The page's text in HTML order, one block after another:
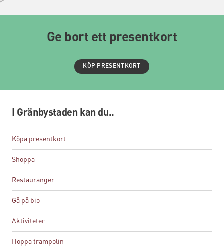
I Gränbystaden kan du..
Köpa presentkort
Shoppa
Restauranger
Gå på bio
Aktiviteter
Hoppa trampolin
Ge bort ett presentkort
KÖP PRESENTKORT